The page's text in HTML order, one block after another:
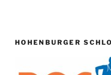
HOHENBURGER